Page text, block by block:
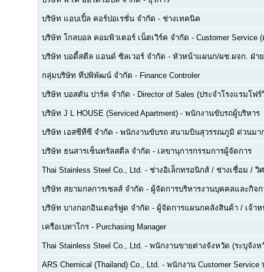
บริษัท แอบเปิ้ล คอร์ปอเรชั่น จำกัด - ช่างเทคนิค
บริษัท โกลบอล คอมพิวเตอร์ เน็ตเวิร์ค จำกัด - Customer Service
บริษัท บอดี้สตีล แอนด์ ซิลเวอร์ จำกัด - หัวหน้าแผนก/ผช.ผจก. ฝ่า
กลุ่มบริษัท ทีปพิพัฒน์ จำกัด - Finance Controler
บริษัท บอสตัน ปาร์ค จำกัด - Director of Sales (ประจำโรงแรมโ
บริษัท J L HOUSE (Serviced Apartment) - พนักงานขับรถผู้บริหาร
บริษัท เอสซีทีซี จำกัด - พนักงานขับรถ สนามบินสุวรรณภูมิ ด่วนมา
บริษัท ธนสารเซ็นทรัลสตีล จำกัด - เลขานุการกรรมการผู้จัดการ
Thai Stainless Steel Co., Ltd. - ช่างอิเล็กทรอนิกส์ / ช่างเชื่อม / วิ
บริษัท สยามกลการเซลส์ จำกัด - ผู้จัดการบริหารงานบุคคลและกิจก
บริษัท บางกอกอินเตอร์ฟูด จำกัด - ผู้จัดการแผนกคลังสินค้า / เจ้า
เครือเบทาโกร - Purchasing Manager
Thai Stainless Steel Co., Ltd. - พนักงานขายต่างจังหวัด (ระบุจังห
ARS Chemical (Thailand) Co., Ltd. - พนักงาน Customer Service